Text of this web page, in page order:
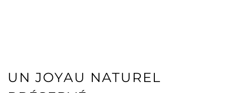
UN JOYAU NATUREL